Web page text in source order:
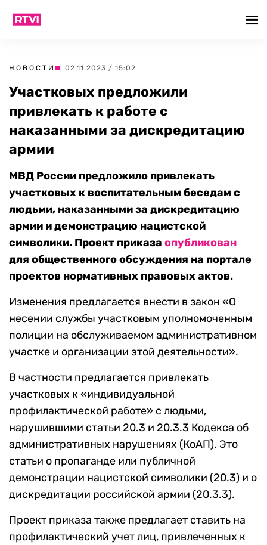
НОВОСТИ | 02.11.2023 / 15:02
Участковых предложили
привлекать к работе с
наказанными за дискредитацию
армии
МВД России предложило привлекать
участковых к воспитательным беседам с
людьми, наказанными за дискредитацию
армии и демонстрацию нацистской
символики. Проект приказа опубликован
для общественного обсуждения на портале
проектов нормативных правовых актов.
Изменения предлагается внести в закон «О
несении службы участковым уполномоченным
полиции на обслуживаемом административном
участке и организации этой деятельности».
В частности предлагается привлекать
участковых к «индивидуальной
профилактической работе» с людьми,
нарушившими статьи 20.3 и 20.3.3 Кодекса об
административных нарушениях (КоАП). Это
статьи о пропаганде или публичной
демонстрации нацистской символики (20.3) и о
дискредитации российской армии (20.3.3).
Проект приказа также предлагает ставить на
профилактический учет лиц, привлеченных к